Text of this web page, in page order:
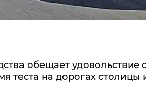
обещает удовольствие
теста на дорогах столицы